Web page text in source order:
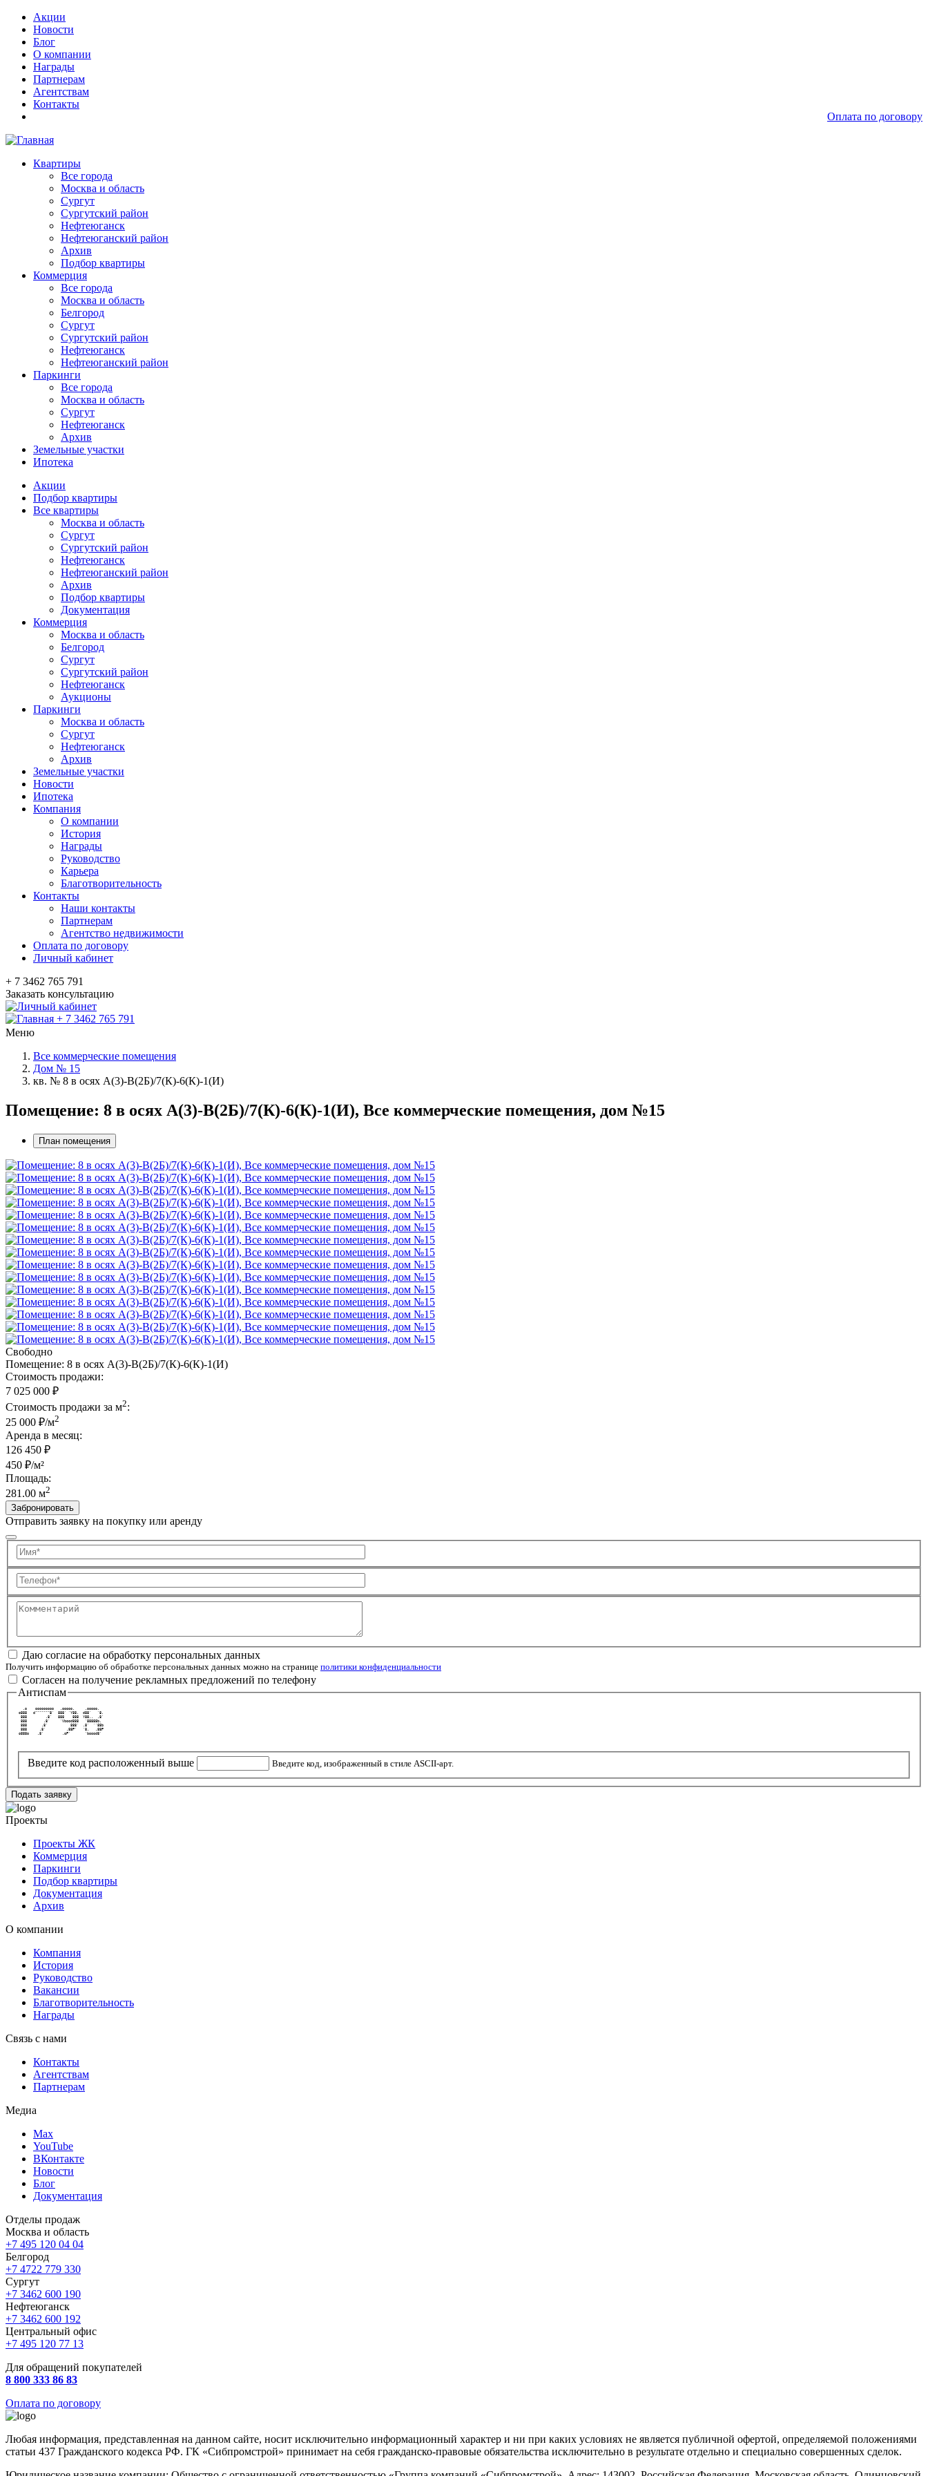
Перейти
основному
содержанию
Основная
навигация
доп
Акции
Новости
Блог
О компании
Награды
Партнерам
Агентствам
Контакты
Оплата по договору
Основная
навигация
Квартиры
Все города
Москва и область
Сургут
Сургутский район
Нефтеюганск
Нефтеюганский район
Архив
Подбор квартиры
Коммерция
Все города
Москва и область
Белгород
Сургут
Сургутский район
Нефтеюганск
Нефтеюганский район
Паркинги
Все города
Москва и область
Сургут
Нефтеюганск
Архив
Земельные участки
Ипотека
Основная
навигация
mob
Акции
Подбор квартиры
Все квартиры
Москва и область
Сургут
Сургутский район
Нефтеюганск
Нефтеюганский район
Архив
Подбор квартиры
Документация
Коммерция
Москва и область
Белгород
Сургут
Сургутский район
Нефтеюганск
Аукционы
Паркинги
Москва и область
Сургут
Нефтеюганск
Архив
Земельные участки
Новости
Ипотека
Компания
О компании
История
Награды
Руководство
Карьера
Благотворительность
Контакты
Наши контакты
Партнерам
Агентство недвижимости
Оплата по договору
Личный кабинет
+ 7 3462 765 791
Заказать консультацию
+ 7 3462 765 791
Меню
Все коммерческие помещения
Дом № 15
кв. № 8 в осях А(3)-В(2Б)/7(К)-6(К)-1(И)
Помещение: 8 в осях А(3)-В(2Б)/7(К)-6(К)-1(И), Все коммерческие помещения, дом №15
План помещения
Свободно
Помещение: 8 в осях А(3)-В(2Б)/7(К)-6(К)-1(И)
Стоимость продажи:
7 025 000 ₽
Стоимость продажи за м2:
25 000 ₽/м2
Аренда в месяц:
126 450 ₽
450 ₽/м²
Площадь:
281.00 м2
Забронировать
Отправить заявку на покупку или аренду
Имя
Телефон
Комментарий
Даю согласие на обработку персональных данных
Получить информацию об обработке персональных данных можно на странице политики конфиденциальности
Согласен на получение рекламных предложений по телефону
Антиспам
   .o    ooooooooo   .ooooo.     .ooooo.
o888   d"""""""8'  888' `Y88.  d88'   `8.
  888         .8'   888    888  Y88..  .8'
  888        .8'     `Vbood888   `88888b.
  888       .8'           888'  .8'  ``88b
  888      .8'          .88P'   `8.   .88P
o888o    .8'         .oP'       `boood8'
Введите код расположенный выше Введите код, изображенный в стиле ASCII-арт.
Подать заявку
Проекты
Проекты ЖК
Коммерция
Паркинги
Подбор квартиры
Документация
Архив
О компании
Компания
История
Руководство
Вакансии
Благотворительность
Награды
Связь с нами
Контакты
Агентствам
Партнерам
Медиа
Max
YouTube
ВКонтакте
Новости
Блог
Документация
Отделы продаж
Москва и область
+7 495 120 04 04
Белгород
+7 4722 779 330
Сургут
+7 3462 600 190
Нефтеюганск
+7 3462 600 192
Центральный офис
+7 495 120 77 13
Для обращений покупателей
8 800 333 86 83
Оплата по договору
Любая информация, представленная на данном сайте, носит исключительно информационный характер и ни при каких условиях не является публичной офертой, определяемой положениями
статьи 437 Гражданского кодекса РФ. ГК «Сибпромстрой» принимает на себя гражданско-правовые обязательства исключительно в результате отдельно и специально совершенных сделок.